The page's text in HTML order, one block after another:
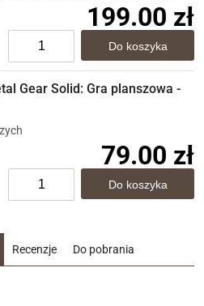
199.00 zł
Gear Solid: Gra planszowa -
79.00 zł
Recenzje Do pobrania